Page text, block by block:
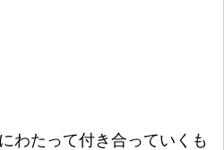
わたって付き合っていくも